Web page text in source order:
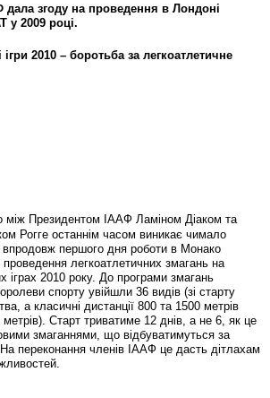
згоду на проведення в Лондоні
у 2009 році.
2010 – боротьба за легкоатлетичне
Президентом ІААФ Ламіном Діаком та
Рогге останнім часом виникає чимало
першого дня роботи в Монако
легкоатлетичних змагань на
іграх 2010 року. До програми змагань
спорту увійшли 36 видів (зі старту
а класичні дистанції 800 та 1500 метрів
метрів). Старт триватиме 12 днів, а не 6, як це
змаганнями, що відбуватимуться за
переконання членів ІААФ це дасть дітлахам